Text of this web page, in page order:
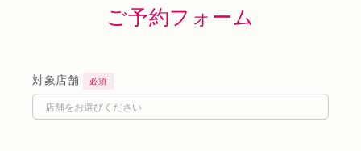
ご予約フォーム
対象店舗 必須